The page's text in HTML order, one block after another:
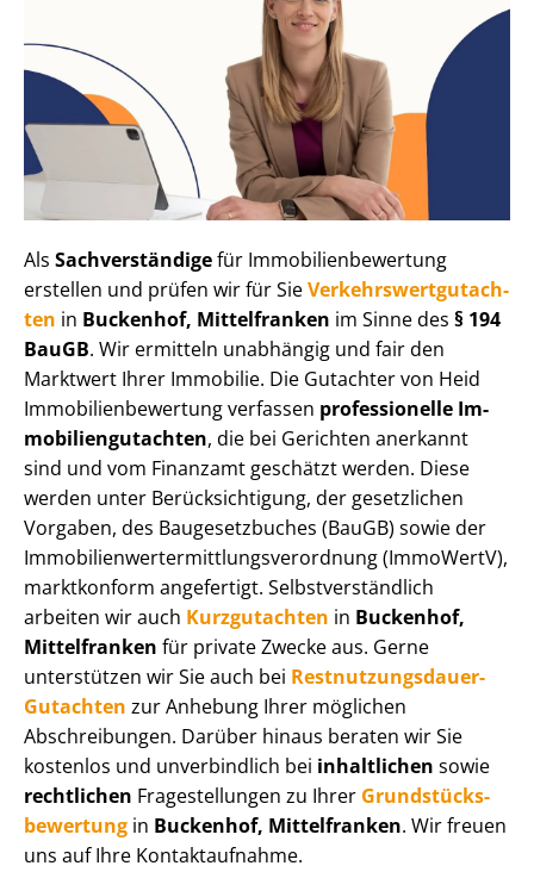
Als Sachverständigefür Im­mo­bi­li­en­be­wer­tung
erstellen und prüfen wir für SieVer­kehrs­wert­gut­ach­
ten in Buckenhof, Mittelfranken im Sinne des § 194
BauGB. Wir ermitteln unabhängig und fair den
Marktwert Ihrer Immobilie. Die Gutachter von Heid
Im­mo­bi­li­en­be­wer­tung verfassen professionelle Im­
mo­bi­li­en­gut­ach­ten, die bei Gerichten anerkannt
sind und vom Finanzamt geschätzt werden. Diese
werden unter Be­rück­sich­ti­gung, der gesetzlichen
Vorgaben, des Baugesetzbuches (BauGB) sowie der
Im­mo­bi­li­en­wert­ermitt­lungs­ver­ord­nung (ImmoWertV),
marktkonform angefertigt. Selbst­ver­ständ­lich
arbeiten wir auch Kurzgutachten in Buckenhof,
Mittelfranken für private Zwecke aus. Gerne
unterstützen wir Sie auch bei Rest­nut­zungs­dau­er-
Gutachten zur Anhebung Ihrer möglichen
Abschreibungen. Darüber hinaus beraten wir Sie
kostenlos und unverbindlich bei inhaltlichen sowie
rechtlichen Fragestellungen zu Ihrer Grund­stücks­
be­wer­tung in Buckenhof, Mittelfranken. Wir freuen
uns auf Ihre Kontaktaufnahme.